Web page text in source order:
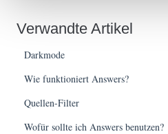
Verwandte Artikel
Darkmode
Wie funktioniert Answers?
Quellen-Filter
Wofür sollte ich Answers benutzen?